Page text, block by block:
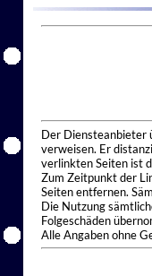
Der Diensteanbieter
verweisen. Er
verlinkten Seiten ist
Zum Zeitpunkt der
Seiten entfernen.
Die Nutzung
Folgeschäden
Alle Angaben ohne